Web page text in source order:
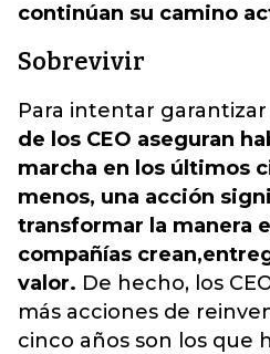
continúan su camino
Sobrevivir
Para intentar
de los CEO aseguran
marcha en los últimos
menos, una acción
transformar la manera
compañías crean,
valor. De hecho, los
más acciones de
cinco años son los que